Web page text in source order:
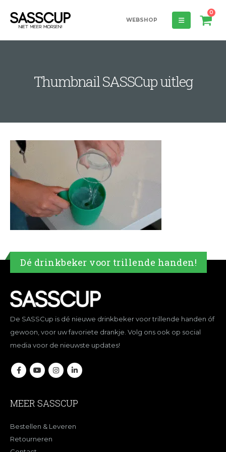
WEBSHOP
0
Thumbnail SASSCup uitleg
Dé drinkbeker voor trillende handen!
De SASSCup is dé nieuwe drinkbeker voor trillende handen óf
gewoon, voor uw favoriete drankje. Volg ons ook op social
media voor de nieuwste updates!
MEER SASSCUP
Bestellen & Leveren
Retourneren